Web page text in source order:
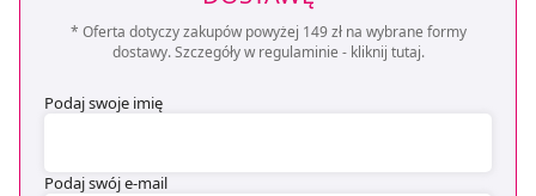
* Oferta dotyczy zakupów powyżej 149 zł na wybrane formy
dostawy. Szczegóły w regulaminie - kliknij tutaj.
Podaj swoje imię
Podaj swój e-mail